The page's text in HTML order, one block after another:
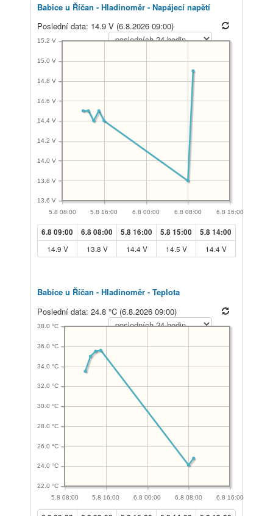
Babice u Říčan - Hladinoměr - Napájecí napětí
Poslední data: 14.9 V (6.8.2026 09:00)
5.8 08:00 5.8 16:00 6.8 00:00 6.8 08:00 6.8 16:00
13.6 V
13.8 V
14.0 V
14.2 V
14.4 V
14.6 V
14.8 V
15.0 V
15.2 V
6.8 09:00 6.8 08:00 5.8 16:00 5.8 15:00 5.8 14:00
14.9 V 13.8 V 14.4 V 14.5 V 14.4 V
Babice u Říčan - Hladinoměr - Teplota
Poslední data: 24.8 °C (6.8.2026 09:00)
5.8 08:00 5.8 16:00 6.8 00:00 6.8 08:00 6.8 16:00
22.0 °C
24.0 °C
26.0 °C
28.0 °C
30.0 °C
32.0 °C
34.0 °C
36.0 °C
38.0 °C